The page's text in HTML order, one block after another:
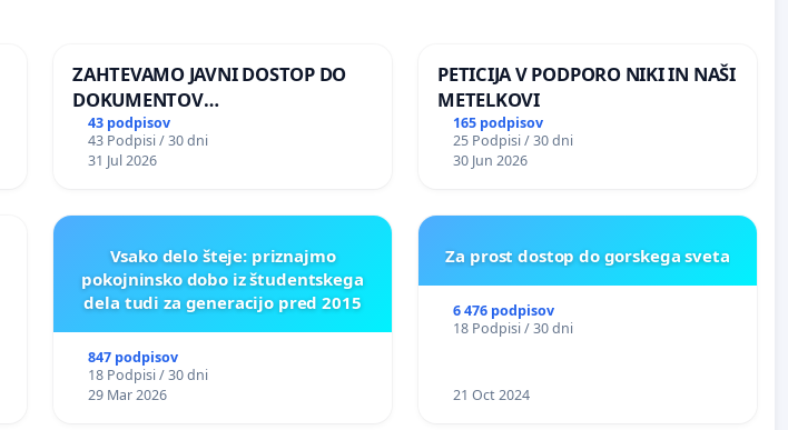
ZAHTEVAMO JAVNI DOSTOP DO
DOKUMENTOV
PARLAMENTARNIH
PREISKOVALNIH KOMISIJ O
ILEGALNI TRGOVINI Z OROŽJEM
43 podpisov
43 Podpisi / 30 dni
31 Jul 2026
PETICIJA V PODPORO NIKI IN NAŠI
METELKOVI
165 podpisov
25 Podpisi / 30 dni
30 Jun 2026
Vsako delo šteje: priznajmo
pokojninsko dobo iz študentskega
dela tudi za generacijo pred 2015
847 podpisov
18 Podpisi / 30 dni
29 Mar 2026
Za prost dostop do gorskega sveta
6 476 podpisov
18 Podpisi / 30 dni
21 Oct 2024